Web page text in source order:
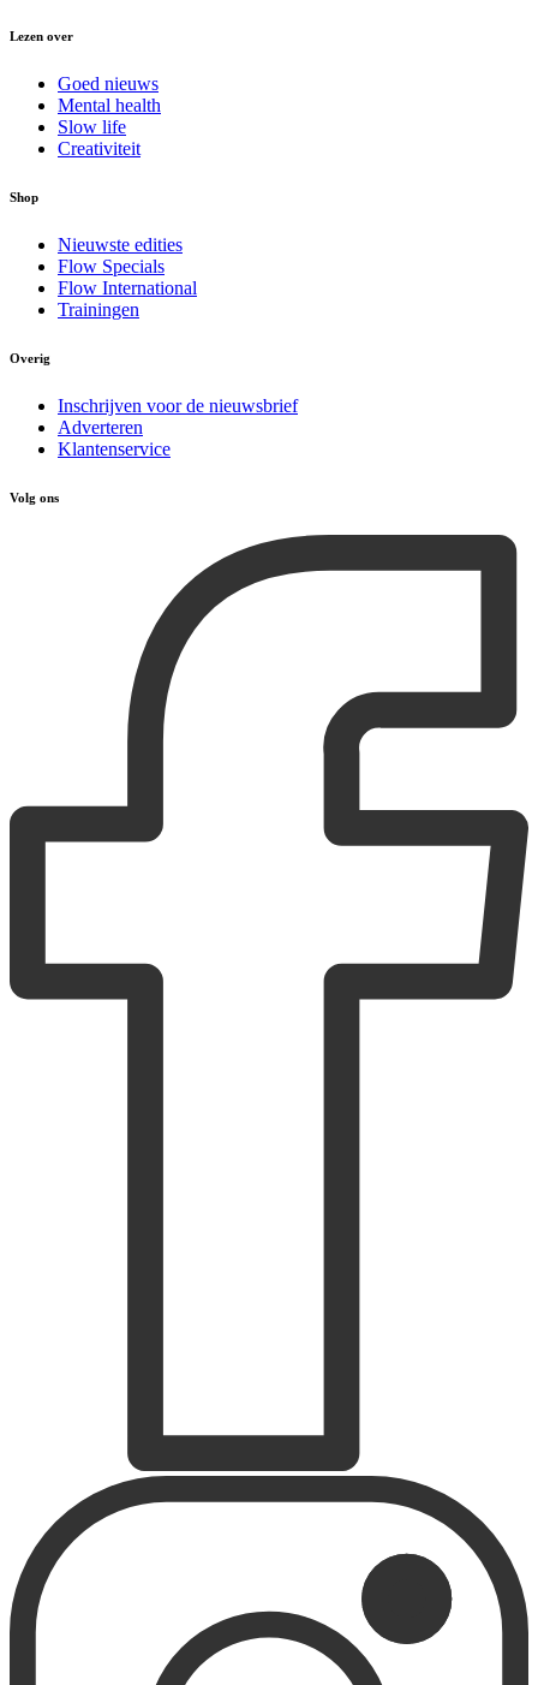
Lezen over
Goed nieuws
Mental health
Slow life
Creativiteit
Shop
Nieuwste edities
Flow Specials
Flow International
Trainingen
Overig
Inschrijven voor de nieuwsbrief
Adverteren
Klantenservice
Volg ons